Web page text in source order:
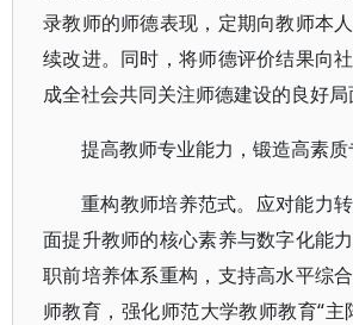
录教师的师德表现，定期向教师本
续改进。同时，将师德评价结果向
成全社会共同关注师德建设的良好局
提高教师专业能力，锻造高素
重构教师培养范式。应对能力
面提升教师的核心素养与数字化能
职前培养体系重构，支持高水平综
师教育，强化师范大学教师教育“主